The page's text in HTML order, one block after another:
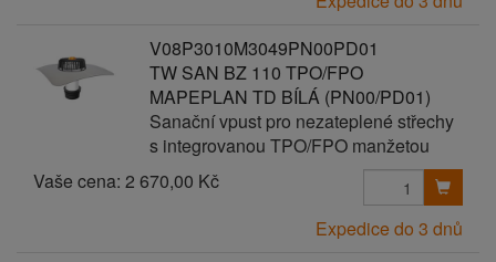
V08P3010M3049PN00PD01
TW SAN BZ 110 TPO/FPO
MAPEPLAN TD BÍLÁ (PN00/PD01)
Sanační vpust pro nezateplené střechy
s integrovanou TPO/FPO manžetou
Vaše cena: 2 670,00 Kč
Expedice do 3 dnů